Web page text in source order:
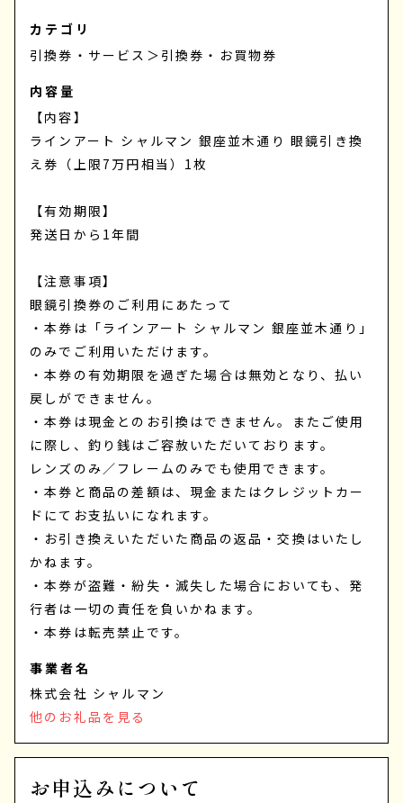
カテゴリ
引換券・サービス ＞ 引換券・お買物券
内容量
【内容】
ラインアート シャルマン 銀座並木通り 眼鏡引き換
え券（上限7万円相当）1枚
【有効期限】
発送日から1年間
【注意事項】
眼鏡引換券のご利用にあたって
・本券は「ラインアート シャルマン 銀座並木通り」
のみでご利用いただけます。
・本券の有効期限を過ぎた場合は無効となり、払い
戻しができません。
・本券は現金とのお引換はできません。またご使用
に際し、釣り銭はご容赦いただいております。
レンズのみ／フレームのみでも使用できます。
・本券と商品の差額は、現金またはクレジットカー
ドにてお支払いになれます。
・お引き換えいただいた商品の返品・交換はいたし
かねます。
・本券が盗難・紛失・滅失した場合においても、発
行者は一切の責任を負いかねます。
・本券は転売禁止です。
事業者名
株式会社 シャルマン
他のお礼品を見る
お申込みについて